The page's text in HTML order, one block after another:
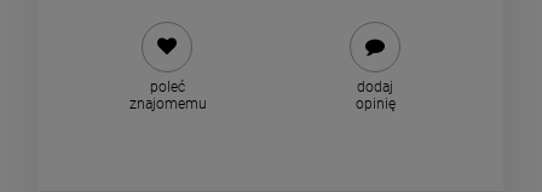
poleć
znajomemu
dodaj
opinię